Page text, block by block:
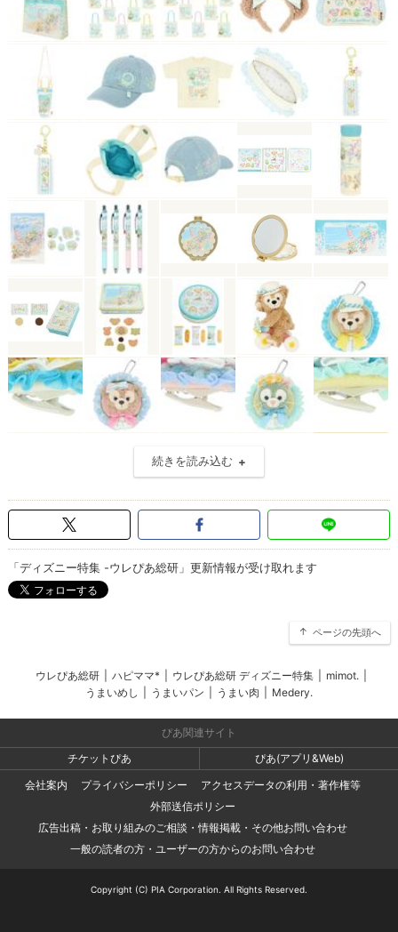
続きを読み込む
「ディズニー特集 -ウレぴあ総研」更新情報が受け取れます
ページの先頭へ
ウレぴあ総研 ハピママ* ウレぴあ総研 ディズニー特集 mimot.
うまいめし
うまいパン うまい肉 Medery.
ぴあ関連サイト
チケットぴあ
ぴあ(アプリ&Web)
会社案内
プライバシーポリシー
アクセスデータの利用・著作権等
外部送信ポリシー
広告出稿・お取り組みのご相談・情報掲載・その他お問い合わせ
一般の読者の方・ユーザーの方からのお問い合わせ
Copyright (C) PIA Corporation. All Rights Reserved.